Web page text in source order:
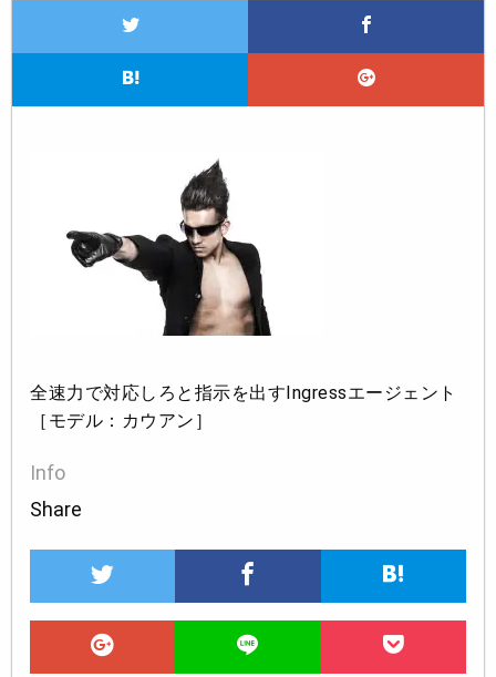
全速力で対応しろと指示を出すIngressエージェント
［モデル：カウアン］
Info
Share